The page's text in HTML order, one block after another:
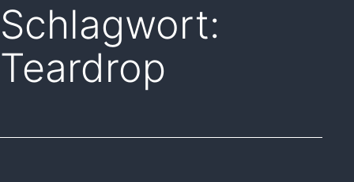
Hochdachkombi
Schlagwort:
Teardrop